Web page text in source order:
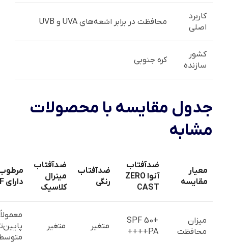
کاربرد
اصلی
محافظت در برابر اشعه‌های UVA و UVB
کشور
سازنده
کره جنوبی
جدول مقایسه با محصولات
مشابه
معیار
مقایسه
ضدآفتاب
آنوا ZERO
CAST
ضدآفتاب
رنگی
ضدآفتاب
مینرال
کلاسیک
دارای SPF
میزان
محافظت
SPF 50+
PA++++
متغیر متغیر
معمولاً